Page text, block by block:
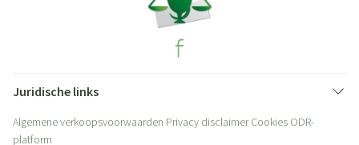
Juridische links
Algemene verkoopsvoorwaarden Privacy disclaimer Cookies ODR-
platform